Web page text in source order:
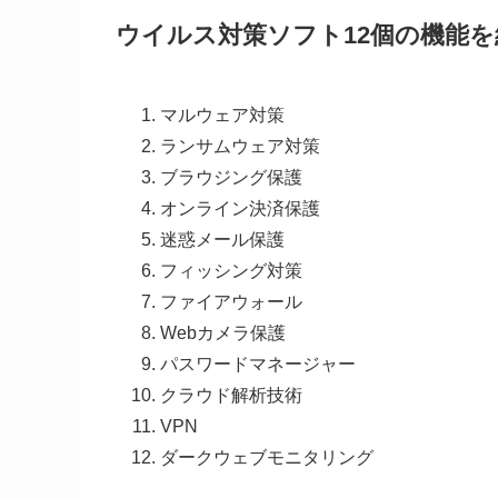
ウイルス対策ソフト12個の機能
マルウェア対策
ランサムウェア対策
ブラウジング保護
オンライン決済保護
迷惑メール保護
フィッシング対策
ファイアウォール
Webカメラ保護
パスワードマネージャー
クラウド解析技術
VPN
ダークウェブモニタリング